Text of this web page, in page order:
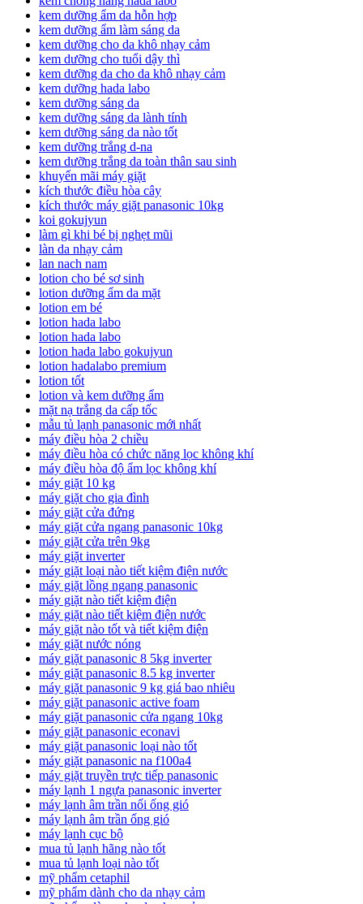
kem dưỡng ẩm da hỗn hợp
kem dưỡng ẩm làm sáng da
kem dưỡng cho da khô nhạy cảm
kem dưỡng cho tuổi dậy thì
kem dưỡng da cho da khô nhạy cảm
kem dưỡng hada labo
kem dưỡng sáng da
kem dưỡng sáng da lành tính
kem dưỡng sáng da nào tốt
kem dưỡng trắng d-na
kem dưỡng trắng da toàn thân sau sinh
khuyến mãi máy giặt
kích thước điều hòa cây
kích thước máy giặt panasonic 10kg
koi gokujyun
làm gì khi bé bị nghẹt mũi
làn da nhạy cảm
lan nach nam
lotion cho bé sơ sinh
lotion dưỡng ẩm da mặt
lotion em bé
lotion hada labo
lotion hada labo
lotion hada labo gokujyun
lotion hadalabo premium
lotion tốt
lotion và kem dưỡng ẩm
mặt nạ trắng da cấp tốc
mẫu tủ lạnh panasonic mới nhất
máy điều hòa 2 chiều
máy điều hòa có chức năng lọc không khí
máy điều hòa độ ẩm lọc không khí
máy giặt 10 kg
máy giặt cho gia đình
máy giặt cửa đứng
máy giặt cửa ngang panasonic 10kg
máy giặt cửa trên 9kg
máy giặt inverter
máy giặt loại nào tiết kiệm điện nước
máy giặt lồng ngang panasonic
máy giặt nào tiết kiệm điện
máy giặt nào tiết kiệm điện nước
máy giặt nào tốt và tiết kiệm điện
máy giặt nước nóng
máy giặt panasonic 8 5kg inverter
máy giặt panasonic 8.5 kg inverter
máy giặt panasonic 9 kg giá bao nhiêu
máy giặt panasonic active foam
máy giặt panasonic cửa ngang 10kg
máy giặt panasonic econavi
máy giặt panasonic loại nào tốt
máy giặt panasonic na f100a4
máy giặt truyền trực tiếp panasonic
máy lạnh 1 ngựa panasonic inverter
máy lạnh âm trần nối ống gió
máy lạnh âm trần ống gió
máy lạnh cục bộ
mua tủ lạnh hãng nào tốt
mua tủ lạnh loại nào tốt
mỹ phẩm cetaphil
mỹ phẩm dành cho da nhạy cảm